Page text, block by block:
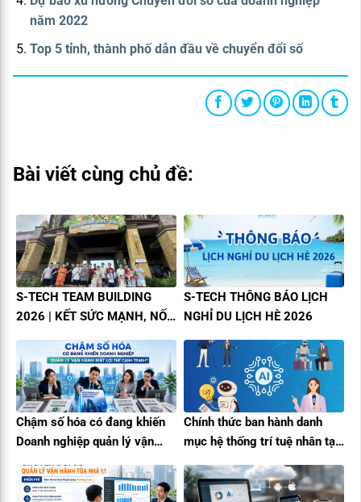
năm 2022
Top 5 tỉnh, thành phố dẫn đầu về chuyển đổi số
Bài viết cùng chủ đề:
S-TECH TEAM BUILDING
2026 | KẾT SỨC MẠNH, NỐI
S-TECH THÔNG BÁO LỊCH
NGHỈ DU LỊCH HÈ 2026
Chậm số hóa có đang khiến
Doanh nghiệp quản lý vận
Chính thức ban hành danh
mục hệ thống trí tuệ nhân tạo